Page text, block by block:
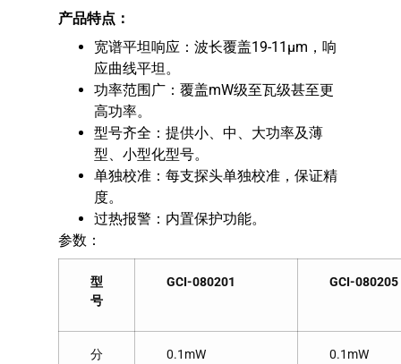
产品特点：
宽谱平坦响应：波长覆盖19-11μm，响
应曲线平坦。
功率范围广：覆盖mW级至瓦级甚至更
高功率。
型号齐全：提供小、中、大功率及薄
型、小型化型号。
单独校准：每支探头单独校准，保证精
度。
过热报警：内置保护功能。
参数：
型
号
GCI-080201 GCI-080205
分
0.1mW 0.1mW